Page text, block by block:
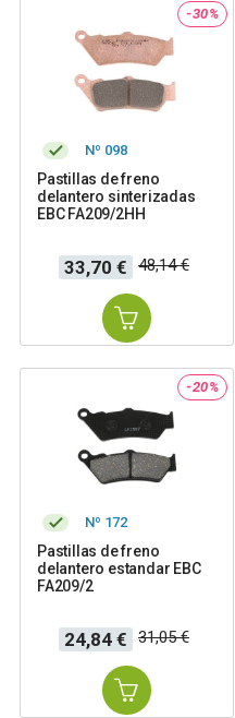
-30%
Nº 098
Pastillas de freno
delantero sinterizadas
EBC FA209/2HH
Precio
33,70 €
Precio
base
48,14 €
-20%
Nº 172
Pastillas de freno
delantero estandar EBC
FA209/2
Precio
24,84 €
Precio
base
31,05 €